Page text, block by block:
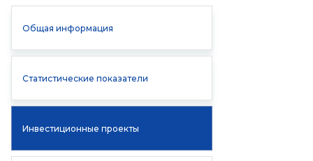
Общая информация
Статистические показатели
Инвестиционные проекты